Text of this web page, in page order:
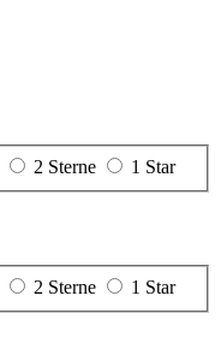
2 Sterne 1 Star
2 Sterne 1 Star